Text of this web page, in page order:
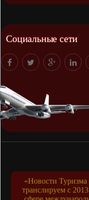
Социальные сети
«Новости
транслируем с